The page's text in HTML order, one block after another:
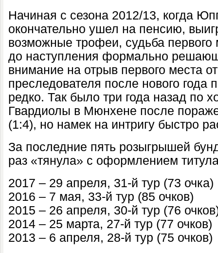
Начиная с сезона 2012/13, когда
окончательно ушел на пенсию,
возможные трофеи, судьба первого
до наступления формально
внимание на отрыв первого места
преследователя после нового года
редко. Так было три года назад по
Гвардиолы в Мюнхене после
(1:4), но намек на интригу быстро
За последние пять розыгрышей
раз «тянула» с оформлением
2017 – 29 апреля, 31-й тур (73 очка)
2016 – 7 мая, 33-й тур (85 очков)
2015 – 26 апреля, 30-й тур (76
2014 – 25 марта, 27-й тур (77 очков)
2013 – 6 апреля, 28-й тур (75 очков)